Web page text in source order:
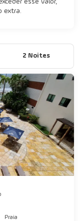
extra.
2 Noites
Praia